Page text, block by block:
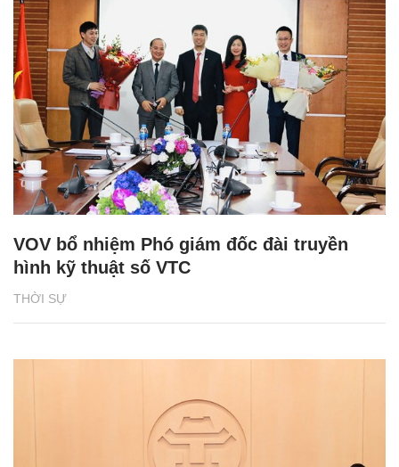
THỜI SỰ
VOV bổ nhiệm Phó giám đốc đài truyền
hình kỹ thuật số VTC